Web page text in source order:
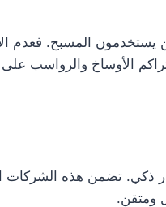
المسبح. فعدم
الأوساخ والرواسب
ذكي. تضمن هذه الشركات
ومتقن.